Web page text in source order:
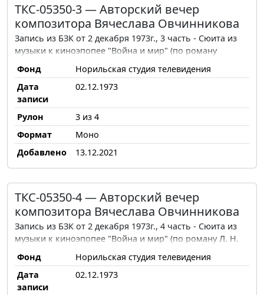
ТКС-05350-3 — Авторский вечер
композитора Вячеслава Овчинникова
Запись из БЗК от 2 декабря 1973г., 3 часть - Сюита из
музыки к киноэпопее "Война и мир" (по роману
Фонд
Норильская студия телевидения
Дата
записи
02.12.1973
Рулон
3 из 4
Формат
Моно
Добавлено
13.12.2021
ТКС-05350-4 — Авторский вечер
композитора Вячеслава Овчинникова
Запись из БЗК от 2 декабря 1973г., 4 часть - Сюита из
музыки к киноэпопее "Война и мир" (по роману Л. Н.
Фонд
Норильская студия телевидения
Дата
записи
02.12.1973